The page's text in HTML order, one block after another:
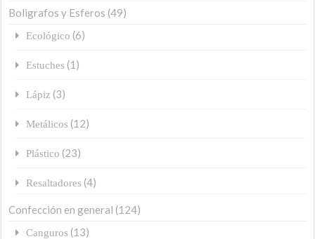
Boligrafos y Esferos (49)
Ecológico (6)
Estuches (1)
Lápiz (3)
Metálicos (12)
Plástico (23)
Resaltadores (4)
Confección en general (124)
Canguros (13)